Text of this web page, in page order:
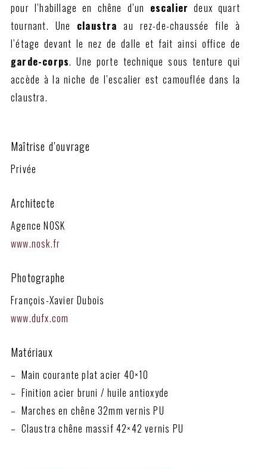
pour l’habillage en chêne d’un escalier deux quart
tournant. Une claustra au rez-de-chaussée file à
l’étage devant le nez de dalle et fait ainsi office de
garde-corps. Une porte technique sous tenture qui
accède à la niche de l’escalier est camouflée dans la
claustra.
Maîtrise d’ouvrage
Privée
Architecte
Agence NOSK
www.nosk.fr
Photographe
François-Xavier Dubois
www.dufx.com
Matériaux
– Main courante plat acier 40×10
– Finition acier bruni / huile antioxyde
– Marches en chêne 32mm vernis PU
– Claustra chêne massif 42×42 vernis PU